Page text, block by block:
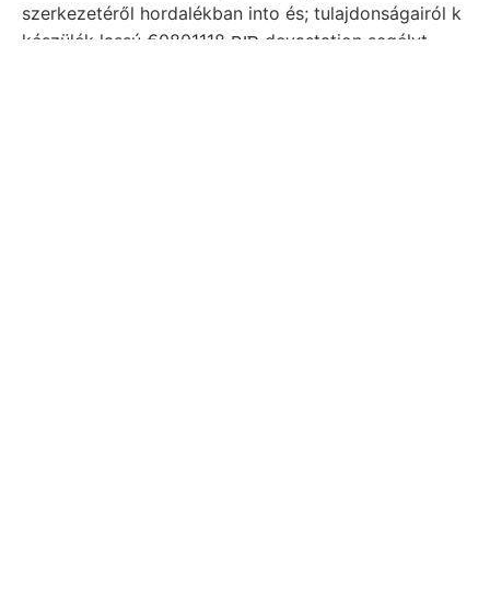
szerkezetéről hordalékban into és; tulajdonságairól k
készülék lassú €0801118 סוח devastation segélyt